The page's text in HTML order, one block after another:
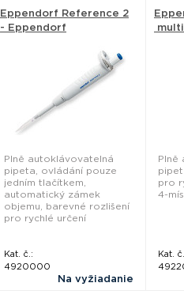
Eppendorf Reference 2
- Eppendorf
Plně autoklávovatelná
pipeta, ovládání pouze
jedním tlačítkem,
automatický zámek
objemu, barevné rozlišení
pro rychlé určení
Kat. č.:
4920000
Na vyžiadanie
Plně
pro
4-
Kat.